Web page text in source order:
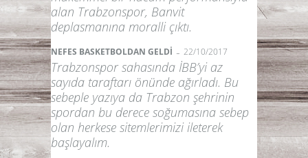
alan Trabzonspor, Banvit
deplasmanına moralli çıktı.
NEFES BASKETBOLDAN GELDİ - 22/10/2017
Trabzonspor sahasında İBB’yi az
sayıda taraftarı önünde ağırladı. Bu
sebeple yazıya da Trabzon şehrinin
spordan bu derece soğumasına sebep
olan herkese sitemlerimizi ileterek
başlayalım.